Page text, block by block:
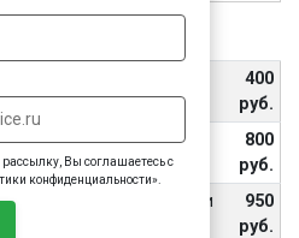
Вы соглашаетесь с
конфиденциальности».
браслетом
браслета
400
руб.
подгонка/
замка/застежки
800
руб.
с керамическими
на нем
950
руб.